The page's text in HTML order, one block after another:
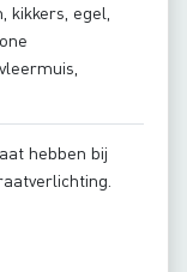
kikkers, egel,
hebben bij